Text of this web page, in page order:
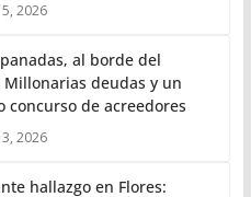
2026
al borde del
Millonarias deudas y un
concurso de acreedores
2026
hallazgo en Flores: